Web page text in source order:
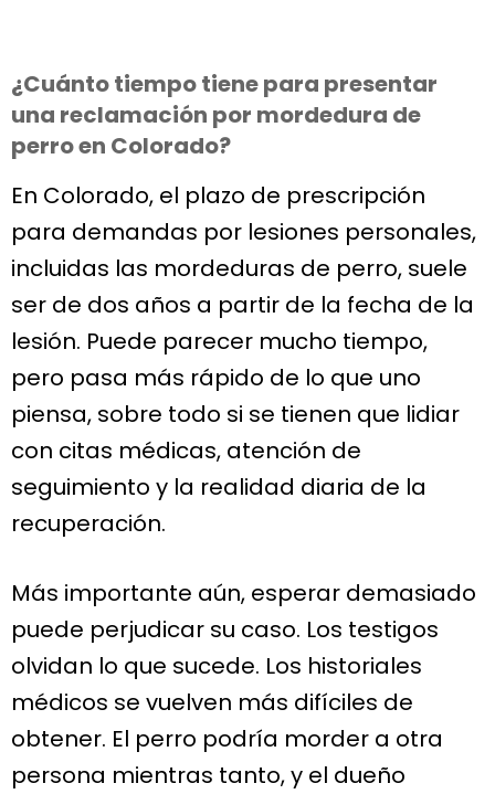
¿Cuánto tiempo tiene para presentar
una reclamación por mordedura de
perro en Colorado?
En Colorado, el plazo de prescripción
para demandas por lesiones personales,
incluidas las mordeduras de perro, suele
ser de dos años a partir de la fecha de la
lesión. Puede parecer mucho tiempo,
pero pasa más rápido de lo que uno
piensa, sobre todo si se tienen que lidiar
con citas médicas, atención de
seguimiento y la realidad diaria de la
recuperación.
Más importante aún, esperar demasiado
puede perjudicar su caso. Los testigos
olvidan lo que sucede. Los historiales
médicos se vuelven más difíciles de
obtener. El perro podría morder a otra
persona mientras tanto, y el dueño